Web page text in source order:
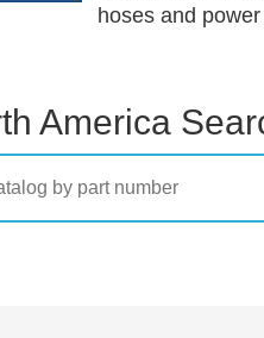
hoses and
efficiency,
America